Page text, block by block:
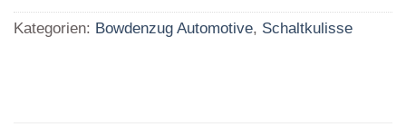
Kategorien: Bowdenzug Automotive, Schaltkulisse